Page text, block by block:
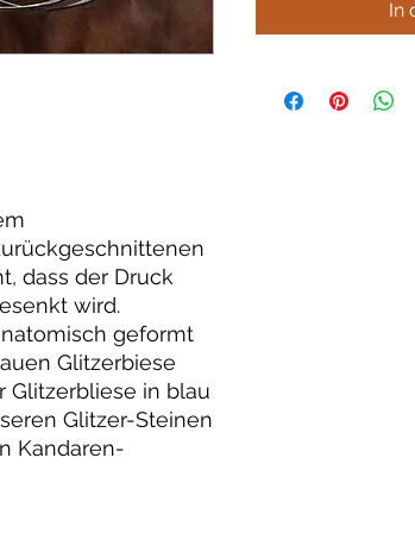
dass der Druck
wird.
geformt
Glitzerbiese
Glitzerbliese in blau
Glitzer-Steinen
Kandaren-
In